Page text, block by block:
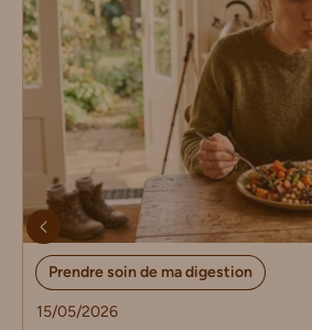
Prendre soin de ma digestion
15/05/2026